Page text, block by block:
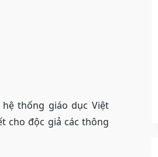
thống giáo dục Việt
cho độc giả các thông